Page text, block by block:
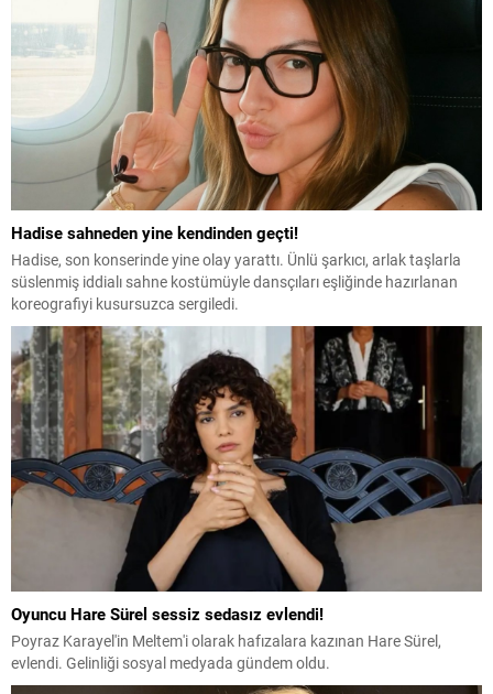
Hadise sahneden yine kendinden geçti!
Hadise, son konserinde yine olay yarattı. Ünlü şarkıcı, arlak taşlarla
süslenmiş iddialı sahne kostümüyle dansçıları eşliğinde hazırlanan
koreografiyi kusursuzca sergiledi.
Oyuncu Hare Sürel sessiz sedasız evlendi!
Poyraz Karayel'in Meltem'i olarak hafızalara kazınan Hare Sürel,
evlendi. Gelinliği sosyal medyada gündem oldu.